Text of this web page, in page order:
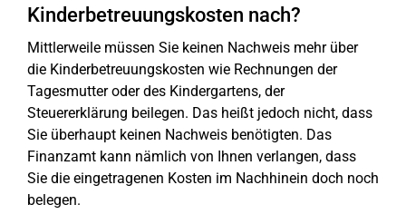
Kinderbetreuungskosten nach?
Mittlerweile müssen Sie keinen Nachweis mehr über
die Kinderbetreuungskosten wie Rechnungen der
Tagesmutter oder des Kindergartens, der
Steuererklärung beilegen. Das heißt jedoch nicht, dass
Sie überhaupt keinen Nachweis benötigten. Das
Finanzamt kann nämlich von Ihnen verlangen, dass
Sie die eingetragenen Kosten im Nachhinein doch noch
belegen.